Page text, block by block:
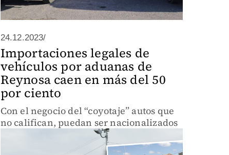
24.12.2023/
Importaciones legales de
vehículos por aduanas de
Reynosa caen en más del 50
por ciento
Con el negocio del “coyotaje” autos que
no califican, puedan ser nacionalizados